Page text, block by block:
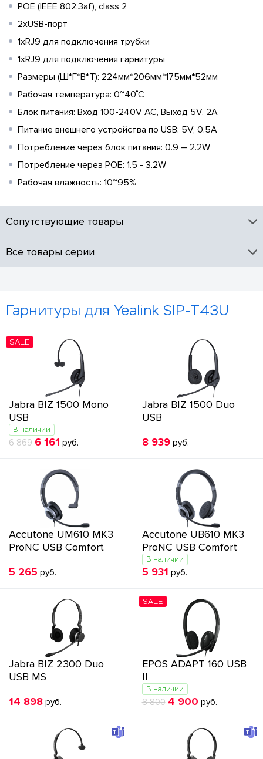
POE (IEEE 802.3af), class 2
2xUSB-порт
1хRJ9 для подключения трубки
1хRJ9 для подключения гарнитуры
Размеры (Ш*Г*В*Т): 224мм*206мм*175мм*52мм
Рабочая температура: 0~40˚C
Блок питания: Вход 100-240V AC, Выход 5V, 2А
Питание внешнего устройства по USB: 5V, 0.5A
Потребление через блок питания: 0.9 – 2.2W
Потребление через POE: 1.5 - 3.2W
Рабочая влажность: 10~95%
Сопутствующие товары
Все товары серии
Гарнитуры для Yealink SIP-T43U
SALE
Jabra BIZ 1500 Mono
USB
В наличии
6 869 6 161 руб.
Jabra BIZ 1500 Duo
USB
8 939руб.
Accutone UM610 MK3
ProNC USB Comfort
5 265 руб.
Accutone UB610 MK3
ProNC USB Comfort
В наличии
5 931 руб.
Jabra BIZ 2300 Duo
USB MS
14 898 руб.
SALE
EPOS ADAPT 160 USB
II
В наличии
8 800 4 900 руб.